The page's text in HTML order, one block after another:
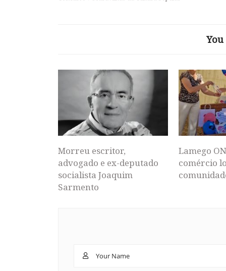
Morreu escritor,
advogado e ex-deputado
socialista Joaquim
Sarmento
Lamego
comércio